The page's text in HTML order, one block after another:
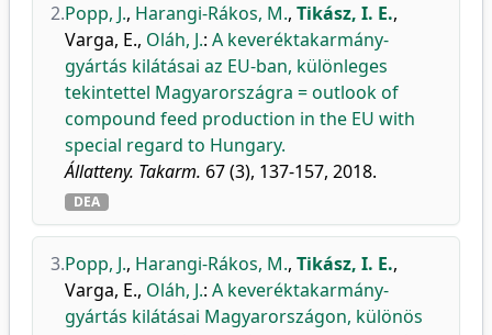
2.Popp, J., Harangi-Rákos, M., Tikász, I. E.,
Varga, E., Oláh, J.: A keveréktakarmány-
gyártás kilátásai az EU-ban, különleges
tekintettel Magyarországra = outlook of
compound feed production in the EU with
special regard to Hungary.
Állatteny. Takarm. 67 (3), 137-157, 2018.
DEA
3.Popp, J., Harangi-Rákos, M., Tikász, I. E.,
Varga, E., Oláh, J.: A keveréktakarmány-
gyártás kilátásai Magyarországon, különös